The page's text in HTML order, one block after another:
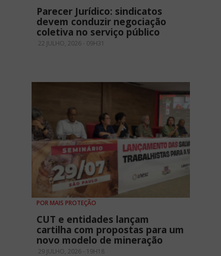
Parecer Jurídico: sindicatos
devem conduzir negociação
coletiva no serviço público
22 JULHO, 2026 - 09H31
POR MAIS PROTEÇÃO
CUT e entidades lançam
cartilha com propostas para um
novo modelo de mineração
29 JULHO, 2026 - 19H18